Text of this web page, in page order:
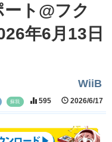
ト@フク
年6月13日
WiiB
蘇我 595 2026/6/17